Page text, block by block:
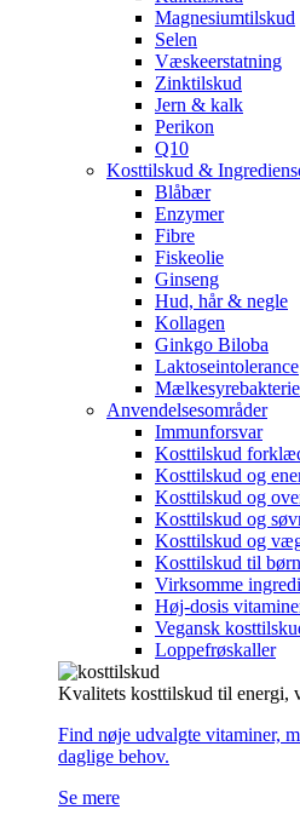
Magnesiumtilskud
Selen
Væskeerstatning
Zinktilskud
Jern & kalk
Perikon
Q10
Kosttilskud &
Blåbær
Enzymer
Fibre
Fiskeolie
Ginseng
Hud, hår & negle
Kollagen
Ginkgo Biloba
Laktoseintolerance
Anvendelsesområder
Immunforsvar
Kosttilskud
Kosttilskud og
Kosttilskud og
Kosttilskud og
Kosttilskud og
Kosttilskud til børn
Virksomme
Høj-dosis
Vegansk
Loppefrøskaller
Kvalitets kosttilskud til energi,
Find nøje udvalgte vitaminer,
daglige behov.
Se mere